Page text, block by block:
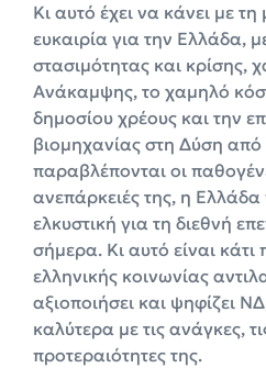
Κι αυτό έχει να κάνει με
ευκαιρία για την Ελλάδα,
στασιμότητας και κρίσης,
Ανάκαμψης, το χαμηλό
δημοσίου χρέους και την
βιομηχανίας στη Δύση
παραβλέπονται οι
ανεπάρκειές της, η
ελκυστική για τη διεθνή
σήμερα. Κι αυτό είναι
ελληνικής κοινωνίας
αξιοποιήσει και ψηφίζει
καλύτερα με τις ανάγκες,
προτεραιότητες της.